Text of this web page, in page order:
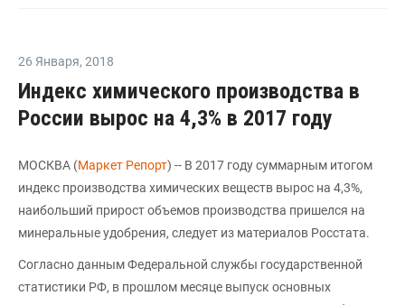
26 Января, 2018
Индекс химического производства в
России вырос на 4,3% в 2017 году
МОСКВА (Маркет Репорт) -- В 2017 году суммарным итогом
индекс производства химических веществ вырос на 4,3%,
наибольший прирост объемов производства пришелся на
минеральные удобрения, следует из материалов Росстата.
Согласно данным Федеральной службы государственной
статистики РФ, в прошлом месяце выпуск основных